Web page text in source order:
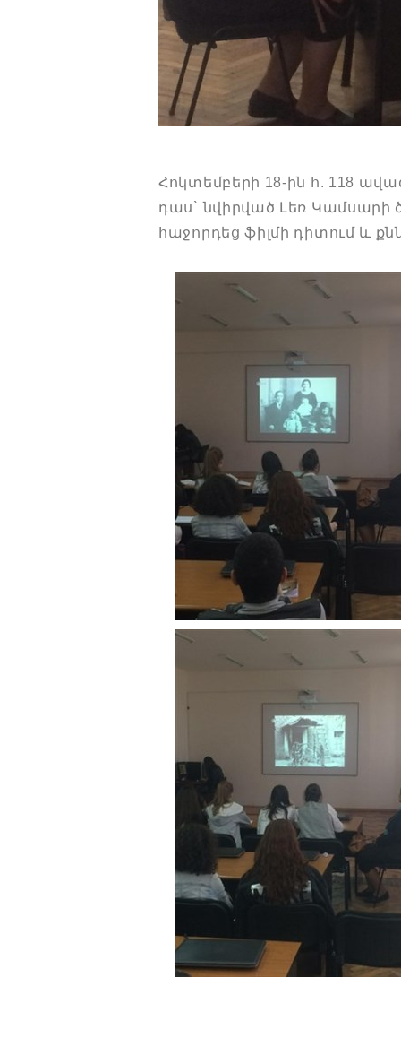
Հոկտեմբերի 18-ին հ. 118
դաս` նվիրված Լեռ Կամսարի
հաջորդեց ֆիլմի դիտում և